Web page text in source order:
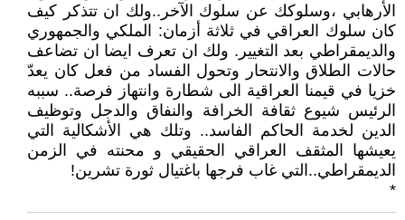
الأرهابي ،وسلوكك عن سلوك الآخر..ولك ان تتذكر كيف
كان سلوك العراقي في ثلاثة أزمان: الملكي والجمهوري
والديمقراطي بعد التغيير. ولك ان تعرف ايضا ان تضاعف
حالات الطلاق والانتحار وتحول الفساد من فعل كان يعدّ
خزيا في قيمنا العراقية الى شطارة وانتهاز فرصة.. سببه
الرئيس شيوع ثقافة الخرافة والنفاق والدجل وتوظيف
الدين لخدمة الحاكم الفاسد.. وتلك هي الأشكالية التي
يعيشها المثقف العراقي الحقيقي و محنته في الزمن
الديمقراطي..التي غاب فرجها باغتيال ثورة تشرين!
*